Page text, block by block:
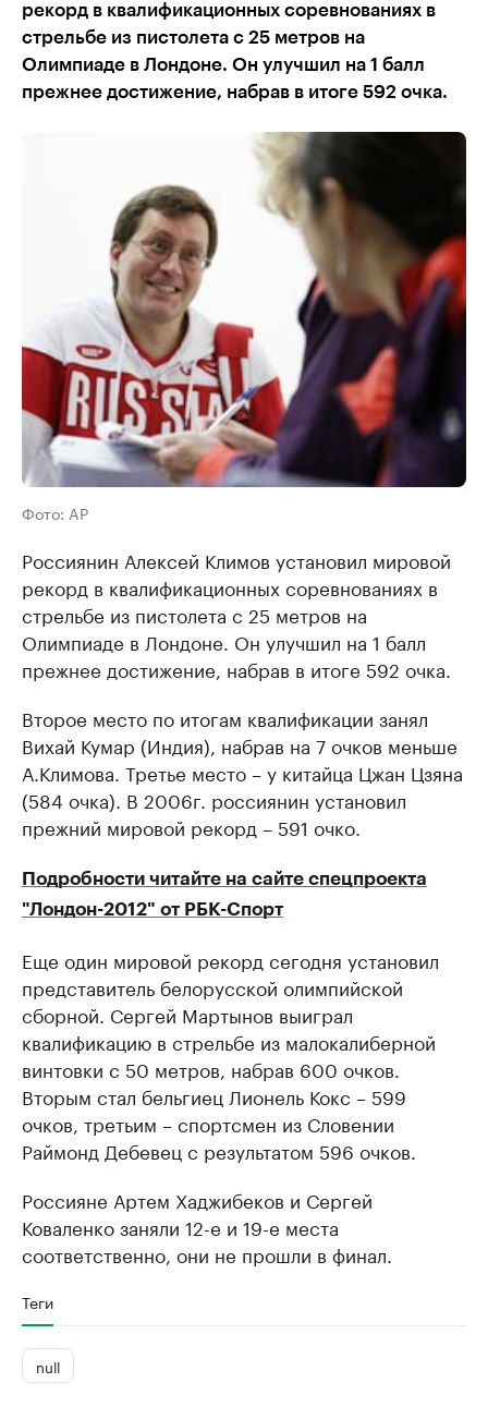
рекорд в квалификационных соревнованиях в
стрельбе из пистолета с 25 метров на
Олимпиаде в Лондоне. Он улучшил на 1 балл
прежнее достижение, набрав в итоге 592 очка.
Фото: AP
Россиянин Алексей Климов установил мировой
рекорд в квалификационных соревнованиях в
стрельбе из пистолета с 25 метров на
Олимпиаде в Лондоне. Он улучшил на 1 балл
прежнее достижение, набрав в итоге 592 очка.
Второе место по итогам квалификации занял
Вихай Кумар (Индия), набрав на 7 очков меньше
А.Климова. Третье место – у китайца Цжан Цзяна
(584 очка). В 2006г. россиянин установил
прежний мировой рекорд – 591 очко.
Подробности читайте на сайте спецпроекта
"Лондон-2012" от РБК-Спорт
Еще один мировой рекорд сегодня установил
представитель белорусской олимпийской
сборной. Сергей Мартынов выиграл
квалификацию в стрельбе из малокалиберной
винтовки с 50 метров, набрав 600 очков.
Вторым стал бельгиец Лионель Кокс – 599
очков, третьим – спортсмен из Словении
Раймонд Дебевец с результатом 596 очков.
Россияне Артем Хаджибеков и Сергей
Коваленко заняли 12-е и 19-е места
соответственно, они не прошли в финал.
Теги
null